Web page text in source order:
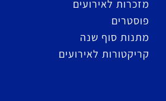
מזכרות לאירועים
פוסטרים
מתנות סוף שנה
קריקטורות לאירועים